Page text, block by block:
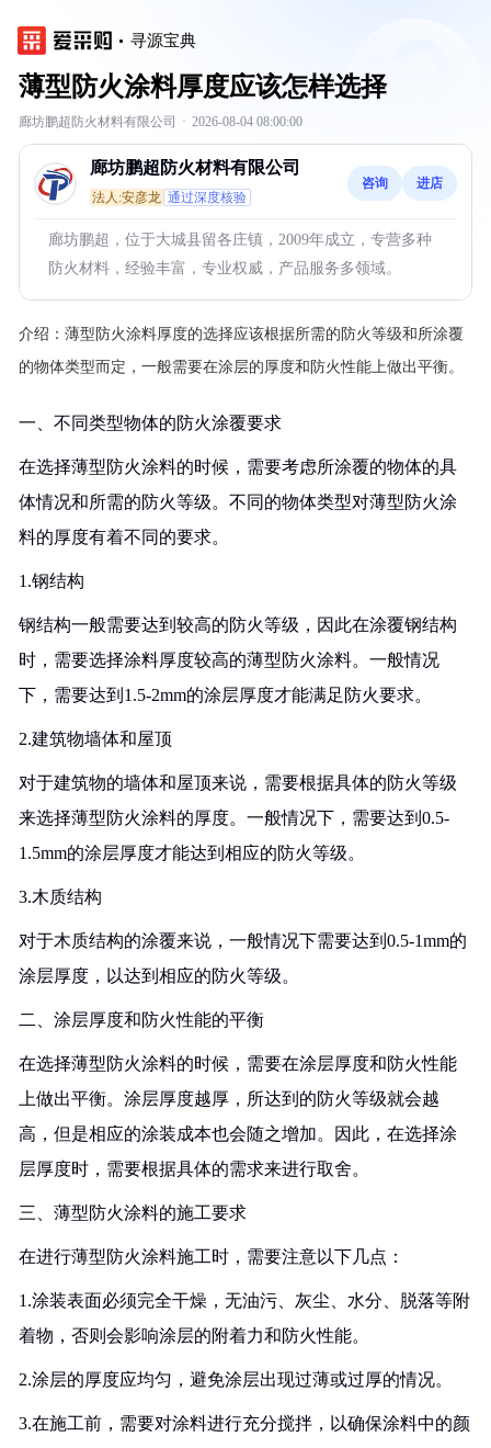
寻源宝典
薄型防火涂料厚度应该怎样选择
廊坊鹏超防火材料有限公司 · 2026-08-04 08:00:00
廊坊鹏超防火材料有限公司
法人:安彦龙 通过深度核验
咨询 进店
廊坊鹏超，位于大城县留各庄镇，2009年成立，专营多种
防火材料，经验丰富，专业权威，产品服务多领域。
介绍： 薄型防火涂料厚度的选择应该根据所需的防火等级和所涂覆
的物体类型而定，一般需要在涂层的厚度和防火性能上做出平衡。
一、不同类型物体的防火涂覆要求
在选择薄型防火涂料的时候，需要考虑所涂覆的物体的具
体情况和所需的防火等级。不同的物体类型对薄型防火涂
料的厚度有着不同的要求。
1.钢结构
钢结构一般需要达到较高的防火等级，因此在涂覆钢结构
时，需要选择涂料厚度较高的薄型防火涂料。一般情况
下，需要达到1.5-2mm的涂层厚度才能满足防火要求。
2.建筑物墙体和屋顶
对于建筑物的墙体和屋顶来说，需要根据具体的防火等级
来选择薄型防火涂料的厚度。一般情况下，需要达到0.5-
1.5mm的涂层厚度才能达到相应的防火等级。
3.木质结构
对于木质结构的涂覆来说，一般情况下需要达到0.5-1mm的
涂层厚度，以达到相应的防火等级。
二、涂层厚度和防火性能的平衡
在选择薄型防火涂料的时候，需要在涂层厚度和防火性能
上做出平衡。涂层厚度越厚，所达到的防火等级就会越
高，但是相应的涂装成本也会随之增加。因此，在选择涂
层厚度时，需要根据具体的需求来进行取舍。
三、薄型防火涂料的施工要求
在进行薄型防火涂料施工时，需要注意以下几点：
1.涂装表面必须完全干燥，无油污、灰尘、水分、脱落等附
着物，否则会影响涂层的附着力和防火性能。
2.涂层的厚度应均匀，避免涂层出现过薄或过厚的情况。
3.在施工前，需要对涂料进行充分搅拌，以确保涂料中的颜